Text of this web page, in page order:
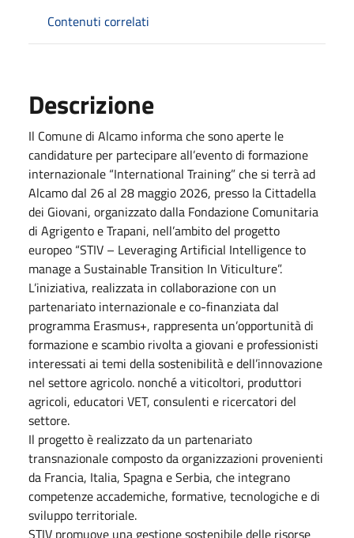
Contenuti correlati
Descrizione
Il Comune di Alcamo informa che sono aperte le
candidature per partecipare all’evento di formazione
internazionale “International Training” che si terrà ad
Alcamo dal 26 al 28 maggio 2026, presso la Cittadella
dei Giovani, organizzato dalla Fondazione Comunitaria
di Agrigento e Trapani, nell’ambito del progetto
europeo “STIV – Leveraging Artificial Intelligence to
manage a Sustainable Transition In Viticulture”.
L’iniziativa, realizzata in collaborazione con un
partenariato internazionale e co-finanziata dal
programma Erasmus+, rappresenta un’opportunità di
formazione e scambio rivolta a giovani e professionisti
interessati ai temi della sostenibilità e dell’innovazione
nel settore agricolo. nonché a viticoltori, produttori
agricoli, educatori VET, consulenti e ricercatori del
settore.
Il progetto è realizzato da un partenariato
transnazionale composto da organizzazioni provenienti
da Francia, Italia, Spagna e Serbia, che integrano
competenze accademiche, formative, tecnologiche e di
sviluppo territoriale.
STIV promuove una gestione sostenibile delle risorse